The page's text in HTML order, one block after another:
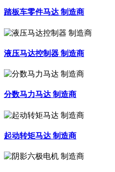
踏板车零件马达 制造商
液压马达控制器 制造商
分数马力马达 制造商
起动转矩马达 制造商